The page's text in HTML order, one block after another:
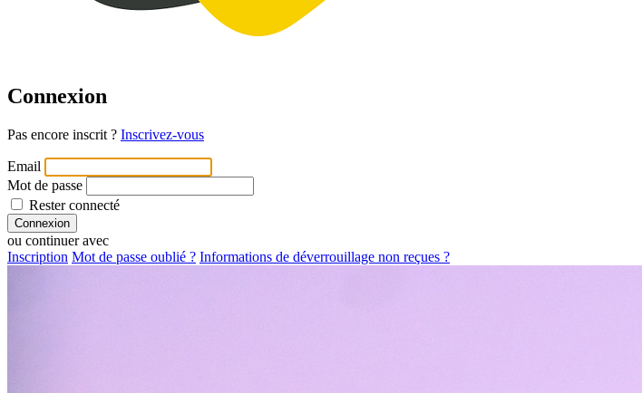
Connexion
Pas encore inscrit ? Inscrivez-vous
Email
Mot de passe
Rester connecté
ou continuer avec
Inscription Mot de passe oublié ? Informations de déverrouillage non reçues ?